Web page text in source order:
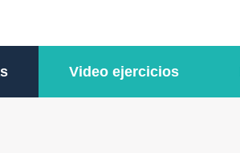
Video ejercicios